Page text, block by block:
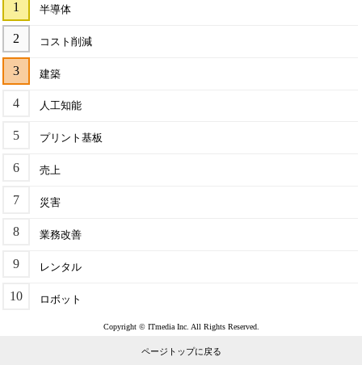
半導体
コスト削減
建築
人工知能
プリント基板
売上
災害
業務改善
レンタル
ロボット
Copyright © ITmedia Inc. All Rights Reserved.
ページトップに戻る